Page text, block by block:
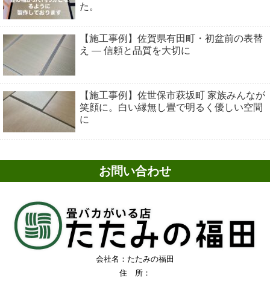
た。
【施工事例】佐賀県有田町・初盆前の表替
え ― 信頼と品質を大切に
【施工事例】佐世保市萩坂町 家族みんなが
笑顔に。白い縁無し畳で明るく優しい空間
に
お問い合わせ
会社名：たたみの福田
住 所：